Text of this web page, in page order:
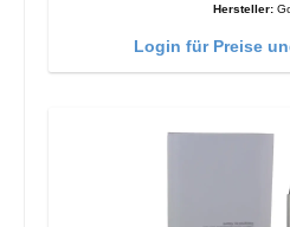
Hersteller:
Login für Preise